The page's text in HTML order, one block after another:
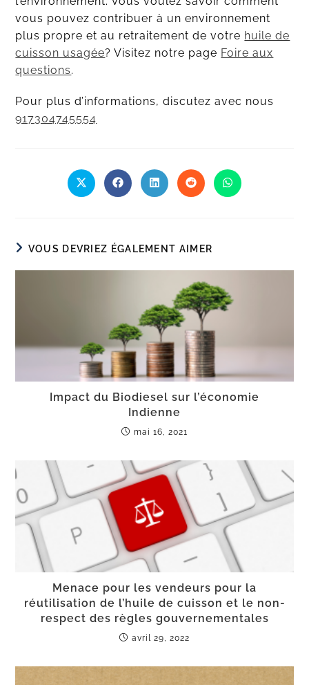
vous pouvez contribuer à un environnement
plus propre et au retraitement de votre huile de
cuisson usagée? Visitez notre page Foire aux
questions.
Pour plus d’informations, discutez avec nous
917304745554
VOUS DEVRIEZ ÉGALEMENT AIMER
Impact du Biodiesel sur l’économie
Indienne
mai 16, 2021
Menace pour les vendeurs pour la
réutilisation de l’huile de cuisson et le non-
respect des règles gouvernementales
avril 29, 2022